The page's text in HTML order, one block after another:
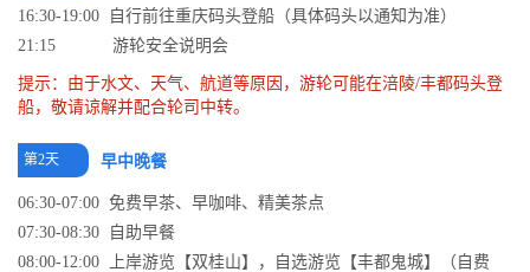
16:30-19:00 自行前往重庆码头登船（具体码头以通知为准）
21:15 游轮安全说明会
提示：由于水文、天气、航道等原因，游轮可能在涪陵/丰都码头登
船，敬请谅解并配合轮司中转。
第2天 早中晚餐
06:30-07:00 免费早茶、早咖啡、精美茶点
07:30-08:30 自助早餐
08:00-12:00 上岸游览【双桂山】，自选游览【丰都鬼城】（自费